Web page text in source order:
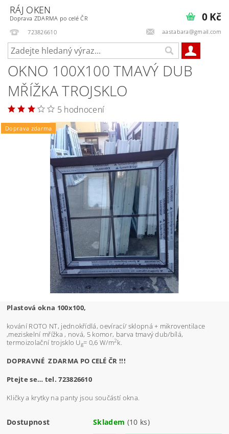
RÁJ OKEN
Doprava ZDARMA po celé ČR
723826610
aastabara@gmail.com
0 Kč
OKNO 100X100 TMAVÝ DUB
MŘÍŽKA TROJSKLO
5 hodnocení
Doprava zdarma
Plastová okna 100x100,
kování ROTO NT, jednokřídlá, oevírací/ sklopná + mikroventilace
,meziskelní mřížka , nová, 5 komor, barva tmavý dub/bílá,
termoizolační trojsklo Ug= 0,6 W/m2k.
DOPRAVNÉ ZDARMA PO CELÉ ČR !!!
Ptejte se… tel. 723826610
Kličky a krytky na panty jsou součástí okna.
Dostupnost Skladem (10 ks)